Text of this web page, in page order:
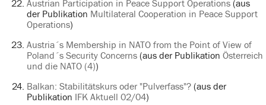
Austrian Participation in Peace Support Operations(aus
der Publikation Multilateral Cooperation in Peace Support
Operations)
Austria´s Membership in NATO from the Point of View of
Poland´s Security Concerns(aus der Publikation Österreich
und die NATO (4))
Balkan: Stabilitätskurs oder "Pulverfass"?(aus der
Publikation IFK Aktuell 02/04)